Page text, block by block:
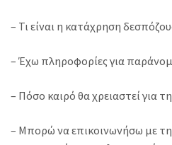
– Τι είναι η κατάχρηση
– Έχω πληροφορίες για
– Πόσο καιρό θα χρειαστεί για
– Μπορώ να επικοινωνήσω με